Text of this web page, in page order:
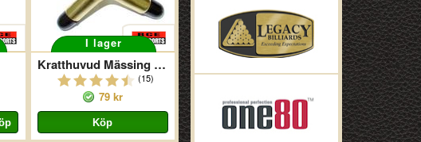
I lager
Kratthuvud Mässing Kors
(15)
79 kr